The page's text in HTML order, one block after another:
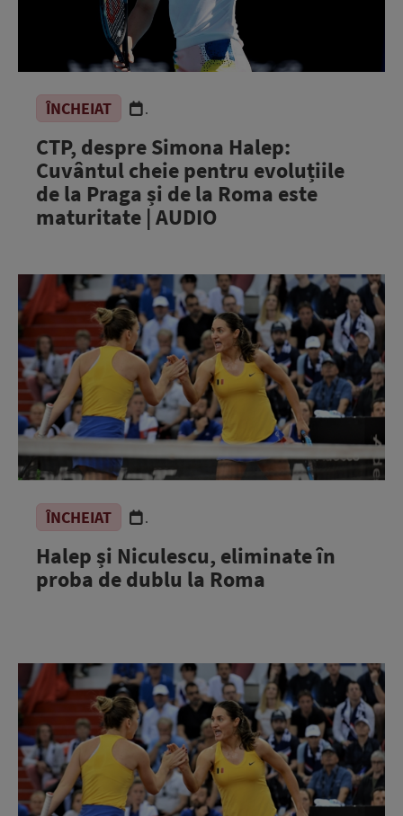
ÎNCHEIAT .
CTP, despre Simona Halep:
Cuvântul cheie pentru evoluțiile
de la Praga și de la Roma este
maturitate | AUDIO
ÎNCHEIAT .
Halep și Niculescu, eliminate în
proba de dublu la Roma